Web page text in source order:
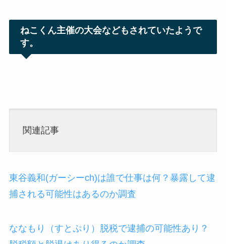
ねこくん主催の大会などもされていたようで
す。
関連記事
東谷義和(ガーシーch)は誰で仕事は何？暴露して逮
捕される可能性はあるのか調査
ななもり（すとぷり）脱税で逮捕の可能性あり？